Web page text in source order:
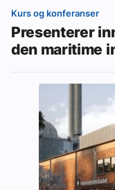
Kurs og konferanser
Presenterer
den maritime